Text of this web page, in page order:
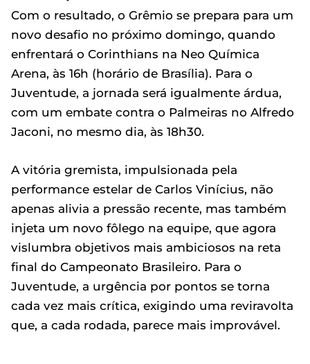
Com o resultado, o Grêmio se prepara para um
novo desafio no próximo domingo, quando
enfrentará o Corinthians na Neo Química
Arena, às 16h (horário de Brasília). Para o
Juventude, a jornada será igualmente árdua,
com um embate contra o Palmeiras no Alfredo
Jaconi, no mesmo dia, às 18h30.
A vitória gremista, impulsionada pela
performance estelar de Carlos Vinícius, não
apenas alivia a pressão recente, mas também
injeta um novo fôlego na equipe, que agora
vislumbra objetivos mais ambiciosos na reta
final do Campeonato Brasileiro. Para o
Juventude, a urgência por pontos se torna
cada vez mais crítica, exigindo uma reviravolta
que, a cada rodada, parece mais improvável.